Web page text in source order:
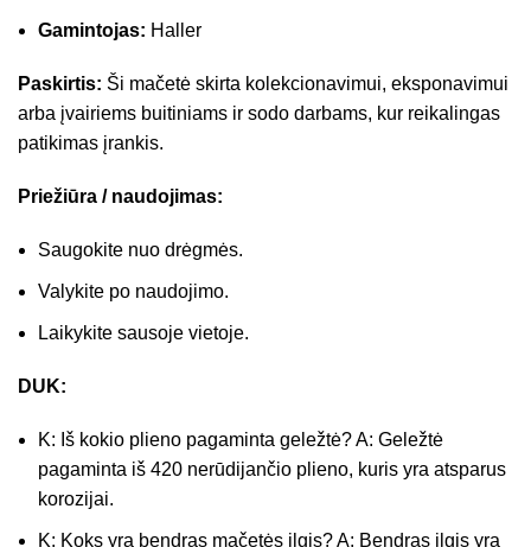
Gamintojas: Haller
Paskirtis: Ši mačetė skirta kolekcionavimui, eksponavimui
arba įvairiems buitiniams ir sodo darbams, kur reikalingas
patikimas įrankis.
Priežiūra / naudojimas:
Saugokite nuo drėgmės.
Valykite po naudojimo.
Laikykite sausoje vietoje.
DUK:
K: Iš kokio plieno pagaminta geležtė? A: Geležtė
pagaminta iš 420 nerūdijančio plieno, kuris yra atsparus
korozijai.
K: Koks yra bendras mačetės ilgis? A: Bendras ilgis yra